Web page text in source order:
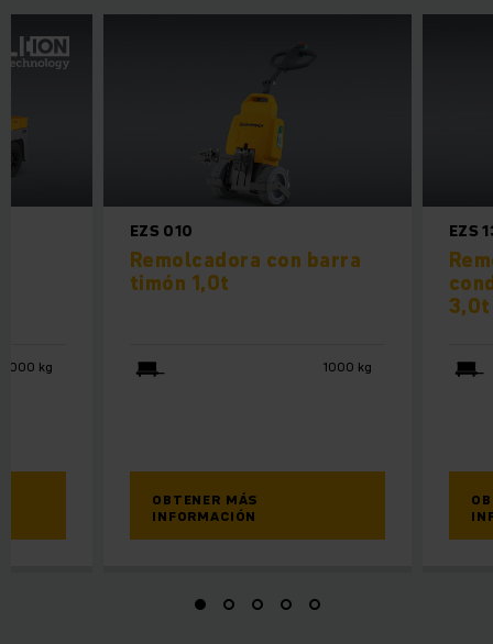
EZS 010
Remolcadora con barra
timón 1,0t
1000 kg
OBTENER MÁS
INFORMACIÓN
EZS
3,0t
kg